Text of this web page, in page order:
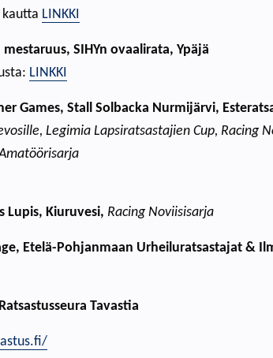
kautta LINKKI
SIHYn ovaalirata, Ypäjä
LINKKI
Games, Stall Solbacka Nurmijärvi,
Legimia Lapsiratsastajien Cup, Racing
Lupis, Kiuruvesi, Racing Noviisisarja
Etelä-Pohjanmaan Urheiluratsastajat &
Tavastia